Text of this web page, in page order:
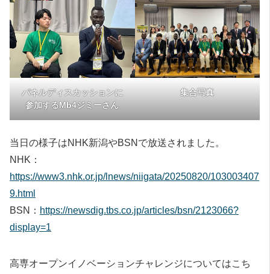
パネルディスカッションに
参加するMb4ジミーさん
集合写真
当日の様子はNHK新潟やBSNで放送されました。
NHK：
https://www3.nhk.or.jp/lnews/niigata/20250820/103003407
9.html
BSN： https://newsdig.tbs.co.jp/articles/bsn/2123066?
display=1
高専オープンイノベーションチャレンジについてはこち